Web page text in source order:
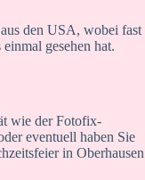
den USA, wobei fast
gesehen hat.
wie der Fotofix-
eventuell haben Sie
in Oberhausen